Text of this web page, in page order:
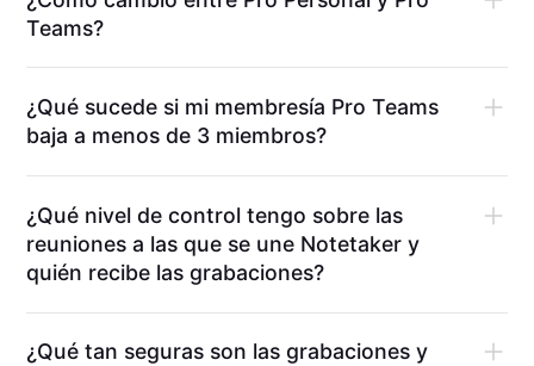
Teams?
¿Qué sucede si mi membresía Pro Teams
baja a menos de 3 miembros?
¿Qué nivel de control tengo sobre las
reuniones a las que se une Notetaker y
quién recibe las grabaciones?
¿Qué tan seguras son las grabaciones y